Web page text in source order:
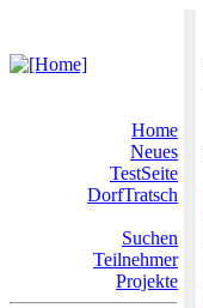
Home
Neues
TestSeite
DorfTratsch
Suchen
Teilnehmer
Projekte